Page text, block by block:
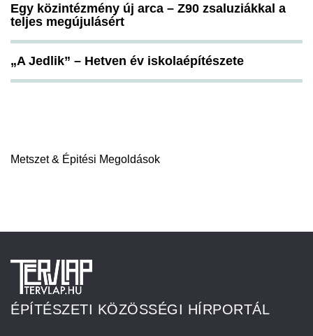
Egy közintézmény új arca – Z90 zsaluziákkal a
teljes megújulásért
„A Jedlik” – Hetven év iskolaépítészete
Metszet & Épitési Megoldások
ÉPÍTÉSZETI KÖZÖSSÉGI HÍRPORTÁL